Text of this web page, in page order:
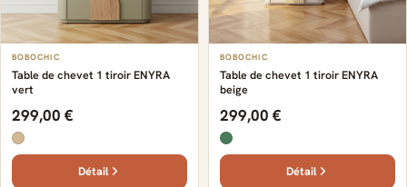
BOBOCHIC
Table de chevet 1 tiroir ENYRA
vert
299,00 €
Détail
BOBOCHIC
Table de chevet 1 tiroir ENYRA
beige
299,00 €
Détail